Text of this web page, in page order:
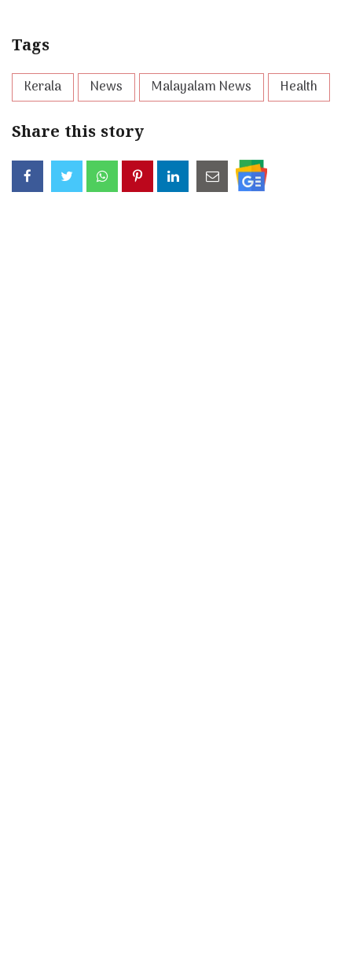
Tags
Kerala News Malayalam News Health
Share this story